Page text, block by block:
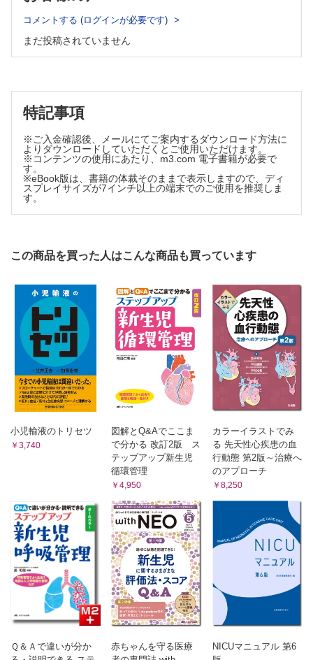
心内膜炎を発症した子どもとのかかわり／佐野 仁美
⑧先天性心疾患をもつこどもへの説明／安河内 聰
【多職種連携】
②先天性心疾患の患者の生活課題と社会保障制度／中村 明子
【関連論稿】
後の生活／宗村 弥生
②入院中の循環器疾患の子どもと家族への看護実践；小児看護
専門看護師のプロセスレコードから／小川 純子，他
連載
生きていようと思えるように／佐藤 聡美
塞翁が馬；吉凶や運命はなかなかわからない／磯崎 三喜年
(8)
子どもの病気と仕事；働きながら子どもを育てるということ
／阿真 京子
医law医lawな関係(121)
脳室腹腔シャント術の手技に関する医師の過失／木村 佳生
ひとりごとスケッチ（81）
倉敷美観地区／土田 菜摘
かれいどすこーぷ（125）
二輪二様／小鳥遊 遊鳥
けんさ がんばるもん；心臓カテーテル検査について／谷口
離島で釣りして，看護して（4）
片泊採血大作戦／内田 善也
窒息は，認識から！／飯村 知広
もっと知ろう！障害がある子どもと家族のくらしの支え方
（24）
障害がある子どもをもつ両親・祖父母に対する支援／加藤
久美子
コメントする (ログインが必要です)
まだ投稿されていません
特記事項
※ご入金確認後、メールにてご案内するダウンロード方法に
よりダウンロードしていただくとご使用いただけます。
※コンテンツの使用にあたり、m3.com 電子書籍が必要で
す。
※eBook版は、書籍の体裁そのままで表示しますので、ディ
スプレイサイズが7インチ以上の端末でのご使用を推奨しま
す。
この商品を買った人はこんな商品も買っています
小児輸液のトリセツ
￥3,740
図解とQ&Aでここま
で分かる 改訂2版 ス
テップアップ新生児
循環管理
￥4,950
カラーイラストでみ
る 先天性心疾患の血
行動態 第2版～治療へ
のアプローチ
￥8,250
Ｑ＆Ａで違いが分か
赤ちゃんを守る医療
NICUマニュアル 第6